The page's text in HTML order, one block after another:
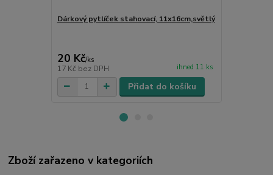
Dárkový pytlíček stahovací, 11x16cm,světlý
20 Kč/ks
17 Kč bez DPH ihned 11 ks
Přidat do košíku
Zboží zařazeno v kategoriích